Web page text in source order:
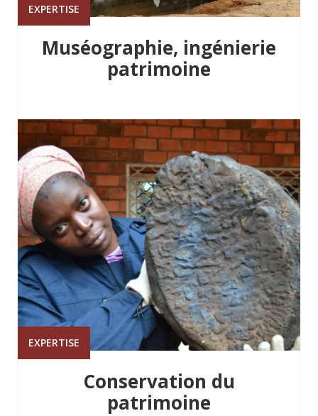
EXPERTISE
Muséographie, ingénierie
patrimoine
EXPERTISE
Conservation du
patrimoine